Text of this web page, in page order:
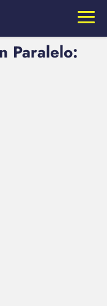
Paralelo: